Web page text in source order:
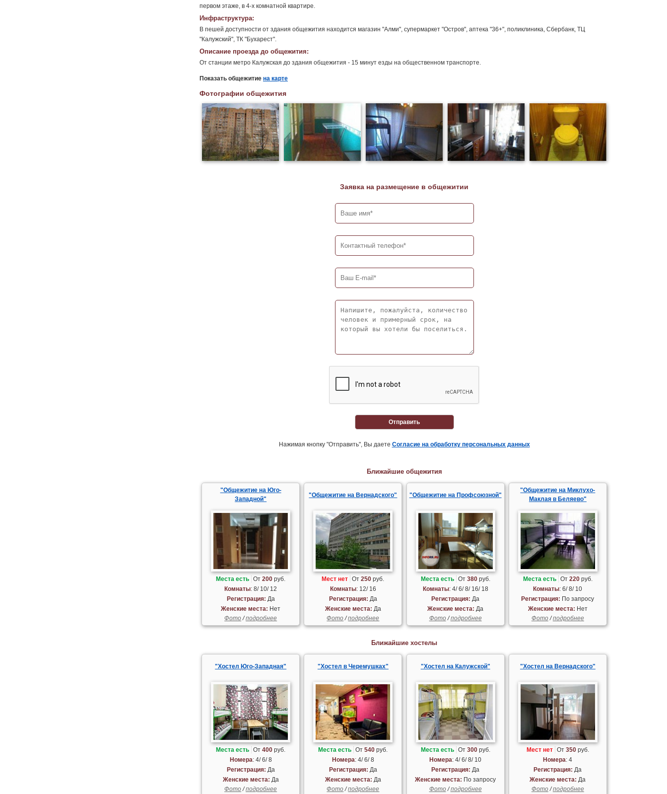
первом этаже, в 4-х комнатной квартире.
Инфраструктура:
В пешей доступности от здания общежития находится магазин "Алми", супермаркет "Остров", аптека "36+", поликлиника, Сбербанк, ТЦ
"Калужский", ТК "Бухарест".
Описание проезда до общежития:
От станции метро Калужская до здания общежития - 15 минут езды на общественном транспорте.
Показать общежитие на карте
Фотографии общежития
Заявка на размещение в общежитии
Отправить
Нажимая кнопку "Отправить", Вы даете Согласие на обработку персональных данных
Ближайшие общежития
"Общежитие на Юго-
Западной"
Места есть От200 руб.
Комнаты: 8/ 10/ 12
Регистрация: Да
Женские места: Нет
Фото /подробнее
"Общежитие на Вернадского"
Мест нет От250 руб.
Комнаты: 12/ 16
Регистрация: Да
Женские места: Да
Фото /подробнее
"Общежитие на Профсоюзной"
Места есть От 380руб.
Комнаты: 4/ 6/ 8/ 16/ 18
Регистрация: Да
Женские места: Да
Фото/подробнее
"Общежитие на Миклухо-
Маклая в Беляево"
Места есть От 220руб.
Комнаты: 6/ 8/ 10
Регистрация: По запросу
Женские места: Нет
Фото/подробнее
Ближайшие хостелы
"Хостел Юго-Западная"
Места есть От400 руб.
Номера: 4/ 6/ 8
Регистрация: Да
Женские места: Да
Фото/подробнее
"Хостел в Черемушках"
Места есть От540 руб.
Номера: 4/ 6/ 8
Регистрация: Да
Женские места: Да
Фото/подробнее
"Хостел на Калужской"
Места есть От 300руб.
Номера: 4/ 6/ 8/ 10
Регистрация: Да
Женские места: По запросу
Фото/подробнее
"Хостел на Вернадского"
Мест нет От 350руб.
Номера: 4
Регистрация: Да
Женские места: Да
Фото/подробнее